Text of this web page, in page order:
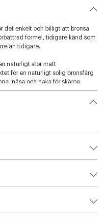
det enkelt och billigt att bronsa
formel, tidigare känd som
än tidigare.
naturligt stor matt
för en naturligt solig bronsfärg
näsa och haka för skärpa.
Highlighters för extra ljus till